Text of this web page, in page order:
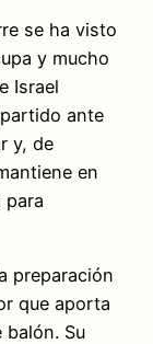
se ha visto
y mucho
Israel
ante
y, de
en
para
preparación
que aporta
Su